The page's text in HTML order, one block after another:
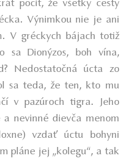
pocit, že všetky cesty
Výnimkou nie je ani
V gréckych bájach totiž
sa Dionýzos, boh vína,
Nedostatočná úcta zo
sa teda, že ten, kto mu
v pazúroch tigra. Jeho
nevinné dievča menom
vzdať úctu bohyni
pláne jej „kolegu“, a tak